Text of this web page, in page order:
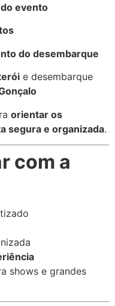
evento
do desembarque
e desembarque
orientar os
segura e organizada.
com a
shows e grandes